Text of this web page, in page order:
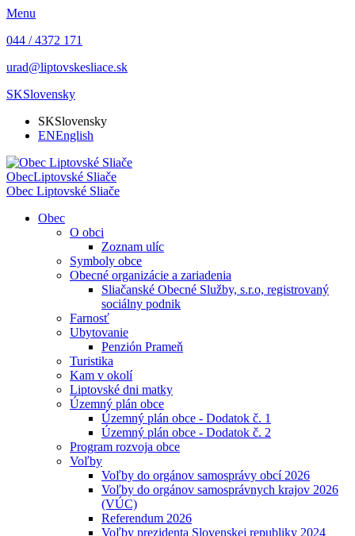
Menu
044 / 4372 171
urad@liptovskesliace.sk
SKSlovensky
SKSlovensky
ENEnglish
ObecLiptovské Sliače
Obec Liptovské Sliače
Obec
O obci
Zoznam ulíc
Symboly obce
Obecné organizácie a zariadenia
Sliačanské Obecné Služby, s.r.o, registrovaný
sociálny podnik
Farnosť
Ubytovanie
Penzión Prameň
Turistika
Kam v okolí
Liptovské dni matky
Územný plán obce
Územný plán obce - Dodatok č. 1
Územný plán obce - Dodatok č. 2
Program rozvoja obce
Voľby
Voľby do orgánov samosprávy obcí 2026
Voľby do orgánov samosprávnych krajov 2026
(VÚC)
Referendum 2026
Voľby prezidenta Slovenskej republiky 2024